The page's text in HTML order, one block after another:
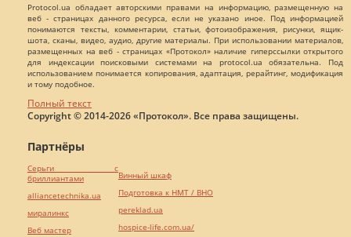
Protocol.ua обладает авторскими правами на информацию, размещенную на
веб - страницах данного ресурса, если не указано иное. Под информацией
понимаются тексты, комментарии, статьи, фотоизображения, рисунки, ящик-
шота, сканы, видео, аудио, другие материалы. При использовании материалов,
размещенных на веб - страницах «Протокол» наличие гиперссылки открытого
для индексации поисковыми системами на protocol.ua обязательна. Под
использованием понимается копирования, адаптация, рерайтинг, модификация
и тому подобное.
Полный текст
Copyright © 2014-2026 «Протокол». Все права защищены.
Партнёры
Серьги с
бриллиантами
alliancetechnika.ua
миралинкс
Веб мастер
Винный шкаф
Подготовка к НМТ / ВНО
pereklad.ua
hospice-life.com.ua/